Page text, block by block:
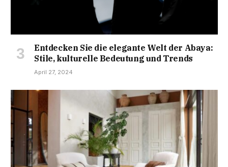
Entdecken Sie die elegante Welt der Abaya:
Stile, kulturelle Bedeutung und Trends
April 27, 2024